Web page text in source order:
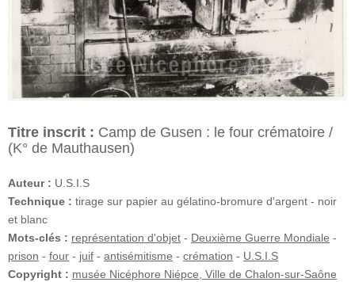
Titre inscrit : Camp de Gusen : le four crématoire /
(K° de Mauthausen)
Auteur : U.S.I.S
Technique : tirage sur papier au gélatino-bromure d'argent - noir
et blanc
Mots-clés : représentation d'objet - Deuxième Guerre Mondiale -
prison - four - juif - antisémitisme - crémation - U.S.I.S
Copyright : musée Nicéphore Niépce, Ville de Chalon-sur-Saône